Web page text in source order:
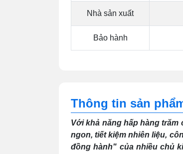
Nhà sản xuất
Bảo hành
Thông tin sản
Với khả năng hấp hàng
ngon, tiết kiệm nhiên liệu,
đồng hành" của nhiều chủ